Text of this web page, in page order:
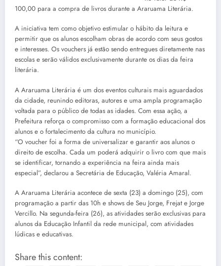
100,00 para a compra de livros durante a Araruama Literária.
A iniciativa tem como objetivo estimular o hábito da leitura e
permitir que os alunos escolham obras de acordo com seus gostos
e interesses. Os vouchers já estão sendo entregues diretamente nas
escolas e serão válidos exclusivamente durante os dias da feira
literária.
A Araruama Literária é um dos eventos culturais mais aguardados
da cidade, reunindo editoras, autores e uma ampla programação
voltada para o público de todas as idades. Com essa ação, a
Prefeitura reforça o compromisso com a formação educacional dos
alunos e o fortalecimento da cultura no município.
“O voucher foi a forma de universalizar e garantir aos alunos o
direito de escolha. Cada um poderá adquirir o livro com que mais
se identificar, tornando a experiência na feira ainda mais
especial”, declarou a Secretária de Educação, Valéria Amaral.
A Araruama Literária acontece de sexta (23) a domingo (25), com
programação a partir das 10h e shows de Seu Jorge, Frejat e Jorge
Vercillo. Na segunda-feira (26), as atividades serão exclusivas para
alunos da Educação Infantil da rede municipal, com atividades
lúdicas e educativas.
Share this content: